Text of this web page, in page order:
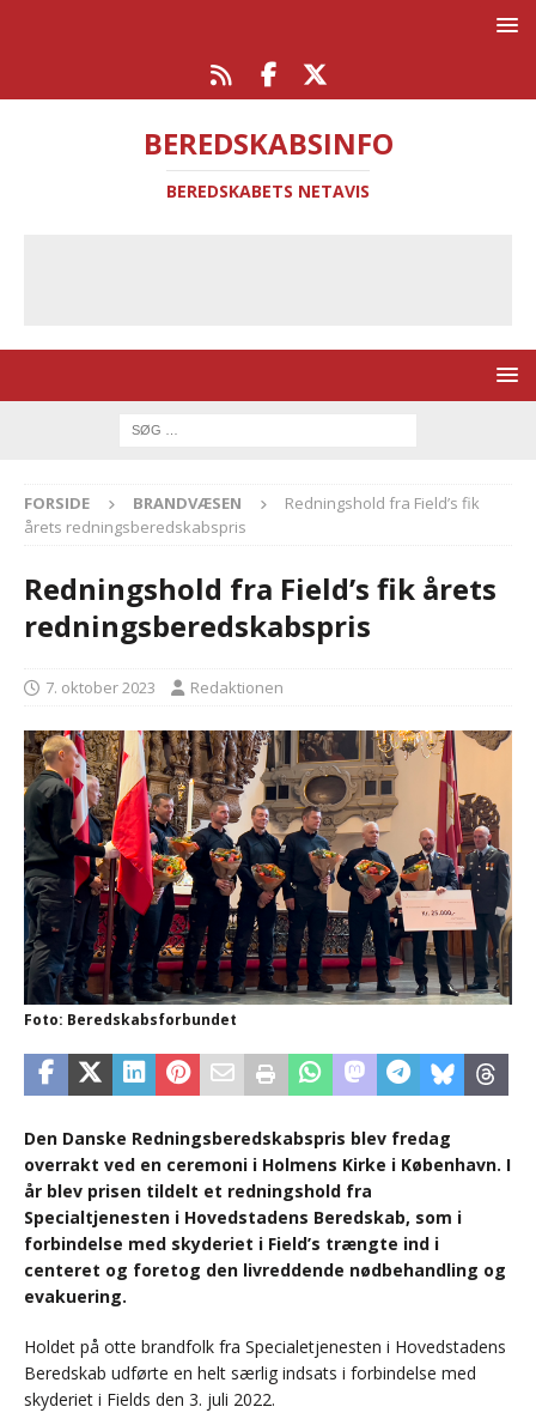
BEREDSKABSINFO
BEREDSKABETS NETAVIS
FORSIDE BRANDVÆSEN
Redningshold fra Field’s fik
årets redningsberedskabspris
Redningshold fra Field’s fik årets
redningsberedskabspris
7. oktober 2023 Redaktionen
Foto: Beredskabsforbundet
Den Danske Redningsberedskabspris blev fredag
overrakt ved en ceremoni i Holmens Kirke i København. I
år blev prisen tildelt et redningshold fra
Specialtjenesten i Hovedstadens Beredskab, som i
forbindelse med skyderiet i Field’s trængte ind i
centeret og foretog den livreddende nødbehandling og
evakuering.
Holdet på otte brandfolk fra Specialetjenesten i Hovedstadens
Beredskab udførte en helt særlig indsats i forbindelse med
skyderiet i Fields den 3. juli 2022.